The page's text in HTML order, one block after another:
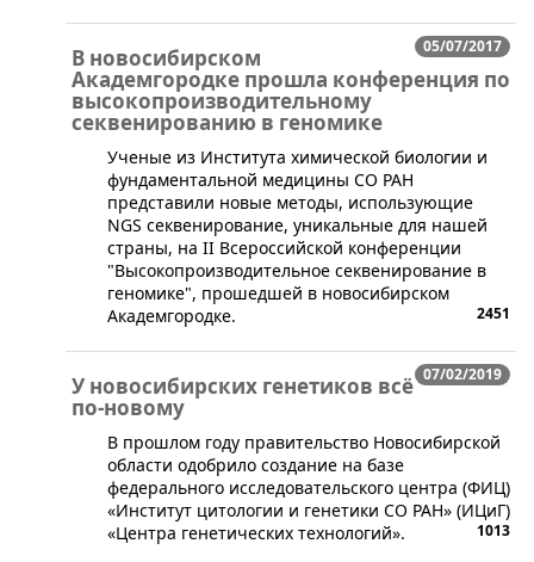
05/07/2017
В новосибирском
Академгородке прошла конференция по
высокопроизводительному
секвенированию в геномике
​​Ученые из Института химической биологии и
фундаментальной медицины СО РАН
представили новые методы, использующие
NGS секвенирование, уникальные для нашей
страны, на II Всероссийской конференции
"Высокопроизводительное секвенирование в
геномике", прошедшей в новосибирском
Академгородке.
2451
07/02/2019
У новосибирских генетиков всё
по-новому
В прошлом году правительство Новосибирской
области одобрило создание на базе
федерального исследовательского центра (ФИЦ)
«Институт цитологии и генетики СО РАН» (ИЦиГ)
«Центра генетических технологий».
1013